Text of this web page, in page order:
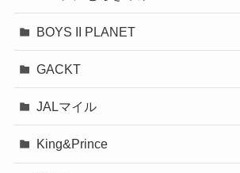
BOYS II PLANET
GACKT
JALマイル
King&Prince